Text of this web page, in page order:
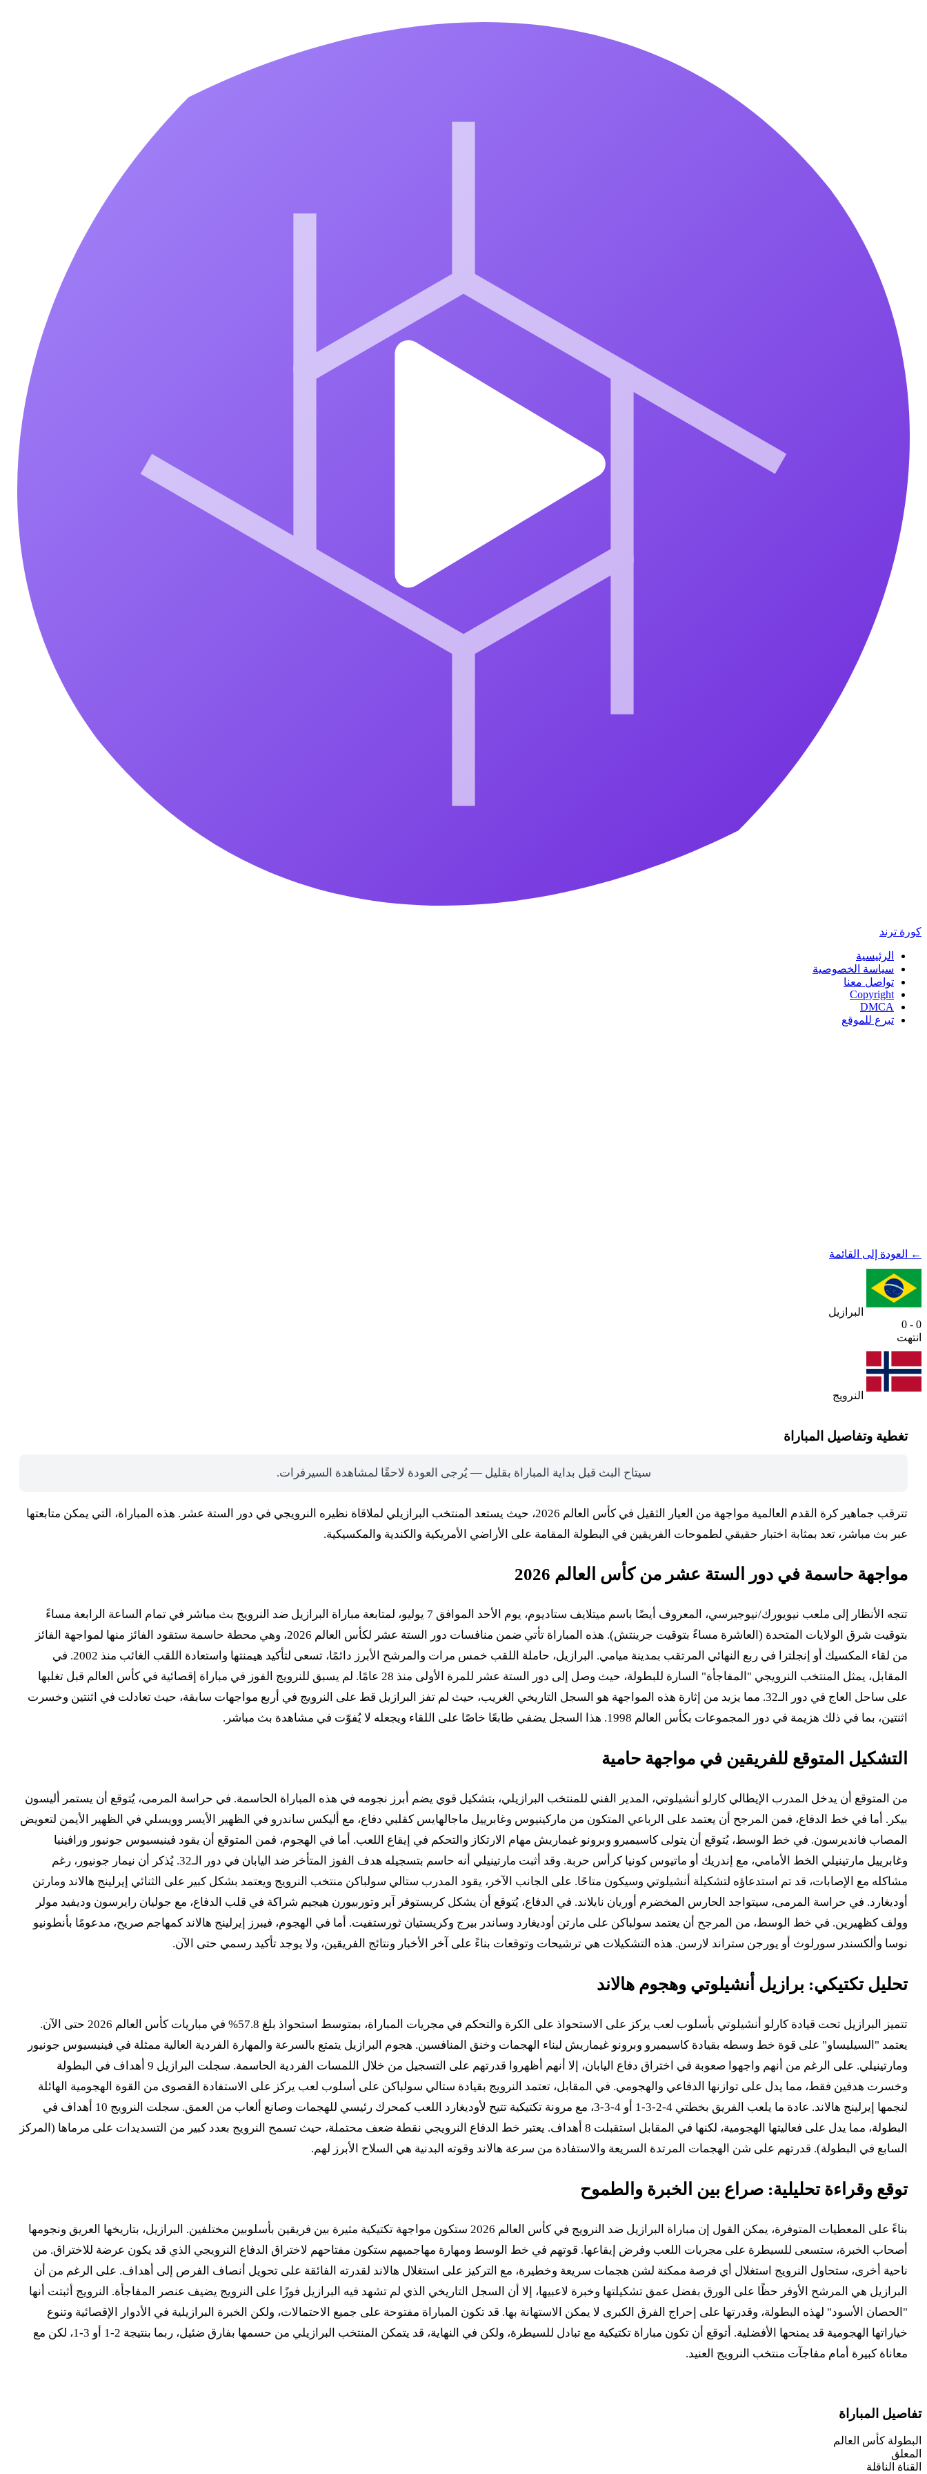
كورة ترند
الرئيسية
سياسة الخصوصية
تواصل معنا
Copyright
DMCA
تبرع للموقع
← العودة إلى القائمة
البرازيل
0 - 0
انتهت
النرويج
تغطية وتفاصيل المباراة
سيتاح البث قبل بداية المباراة بقليل — يُرجى العودة لاحقًا لمشاهدة السيرفرات.
تترقب جماهير كرة القدم العالمية مواجهة من العيار الثقيل في كأس العالم 2026، حيث يستعد المنتخب البرازيلي لملاقاة نظيره النرويجي في دور الستة عشر. هذه المباراة، التي يمكن متابعتها
عبر بث مباشر، تعد بمثابة اختبار حقيقي لطموحات الفريقين في البطولة المقامة على الأراضي الأمريكية والكندية والمكسيكية.
مواجهة حاسمة في دور الستة عشر من كأس العالم 2026
تتجه الأنظار إلى ملعب نيويورك/نيوجيرسي، المعروف أيضًا باسم ميتلايف ستاديوم، يوم الأحد الموافق 7 يوليو، لمتابعة مباراة البرازيل ضد النرويج بث مباشر في تمام الساعة الرابعة مساءً
بتوقيت شرق الولايات المتحدة (العاشرة مساءً بتوقيت جرينتش). هذه المباراة تأتي ضمن منافسات دور الستة عشر لكأس العالم 2026، وهي محطة حاسمة ستقود الفائز منها لمواجهة الفائز
من لقاء المكسيك أو إنجلترا في ربع النهائي المرتقب بمدينة ميامي. البرازيل، حاملة اللقب خمس مرات والمرشح الأبرز دائمًا، تسعى لتأكيد هيمنتها واستعادة اللقب الغائب منذ 2002. في
المقابل، يمثل المنتخب النرويجي "المفاجأة" السارة للبطولة، حيث وصل إلى دور الستة عشر للمرة الأولى منذ 28 عامًا. لم يسبق للنرويج الفوز في مباراة إقصائية في كأس العالم قبل تغلبها
على ساحل العاج في دور الـ32. مما يزيد من إثارة هذه المواجهة هو السجل التاريخي الغريب، حيث لم تفز البرازيل قط على النرويج في أربع مواجهات سابقة، حيث تعادلت في اثنتين وخسرت
اثنتين، بما في ذلك هزيمة في دور المجموعات بكأس العالم 1998. هذا السجل يضفي طابعًا خاصًا على اللقاء ويجعله لا يُفوّت في مشاهدة بث مباشر.
التشكيل المتوقع للفريقين في مواجهة حامية
من المتوقع أن يدخل المدرب الإيطالي كارلو أنشيلوتي، المدير الفني للمنتخب البرازيلي، بتشكيل قوي يضم أبرز نجومه في هذه المباراة الحاسمة. في حراسة المرمى، يُتوقع أن يستمر أليسون
بيكر. أما في خط الدفاع، فمن المرجح أن يعتمد على الرباعي المتكون من ماركينيوس وغابرييل ماجالهايس كقلبي دفاع، مع أليكس ساندرو في الظهير الأيسر وويسلي في الظهير الأيمن لتعويض
المصاب فانديرسون. في خط الوسط، يُتوقع أن يتولى كاسيميرو وبرونو غيماريش مهام الارتكاز والتحكم في إيقاع اللعب. أما في الهجوم، فمن المتوقع أن يقود فينيسيوس جونيور ورافينيا
وغابرييل مارتينيلي الخط الأمامي، مع إندريك أو ماتيوس كونيا كرأس حربة. وقد أثبت مارتينيلي أنه حاسم بتسجيله هدف الفوز المتأخر ضد اليابان في دور الـ32. يُذكر أن نيمار جونيور، رغم
مشاكله مع الإصابات، قد تم استدعاؤه لتشكيلة أنشيلوتي وسيكون متاحًا. على الجانب الآخر، يقود المدرب ستالي سولباكن منتخب النرويج ويعتمد بشكل كبير على الثنائي إيرلينج هالاند ومارتن
أوديغارد. في حراسة المرمى، سيتواجد الحارس المخضرم أوريان نايلاند. في الدفاع، يُتوقع أن يشكل كريستوفر آير وتوربيورن هيجيم شراكة في قلب الدفاع، مع جوليان رايرسون وديفيد مولر
وولف كظهيرين. في خط الوسط، من المرجح أن يعتمد سولباكن على مارتن أوديغارد وساندر بيرج وكريستيان ثورستفيت. أما في الهجوم، فيبرز إيرلينج هالاند كمهاجم صريح، مدعومًا بأنطونيو
نوسا وألكسندر سورلوث أو يورجن ستراند لارسن. هذه التشكيلات هي ترشيحات وتوقعات بناءً على آخر الأخبار ونتائج الفريقين، ولا يوجد تأكيد رسمي حتى الآن.
تحليل تكتيكي: برازيل أنشيلوتي وهجوم هالاند
تتميز البرازيل تحت قيادة كارلو أنشيلوتي بأسلوب لعب يركز على الاستحواذ على الكرة والتحكم في مجريات المباراة، بمتوسط استحواذ بلغ 57.8% في مباريات كأس العالم 2026 حتى الآن.
يعتمد "السيليساو" على قوة خط وسطه بقيادة كاسيميرو وبرونو غيماريش لبناء الهجمات وخنق المنافسين. هجوم البرازيل يتمتع بالسرعة والمهارة الفردية العالية ممثلة في فينيسيوس جونيور
ومارتينيلي. على الرغم من أنهم واجهوا صعوبة في اختراق دفاع اليابان، إلا أنهم أظهروا قدرتهم على التسجيل من خلال اللمسات الفردية الحاسمة. سجلت البرازيل 9 أهداف في البطولة
وخسرت هدفين فقط، مما يدل على توازنها الدفاعي والهجومي. في المقابل، تعتمد النرويج بقيادة ستالي سولباكن على أسلوب لعب يركز على الاستفادة القصوى من القوة الهجومية الهائلة
لنجمها إيرلينج هالاند. عادة ما يلعب الفريق بخطتي 4-2-3-1 أو 4-3-3، مع مرونة تكتيكية تتيح لأوديغارد اللعب كمحرك رئيسي للهجمات وصانع ألعاب من العمق. سجلت النرويج 10 أهداف في
البطولة، مما يدل على فعاليتها الهجومية، لكنها في المقابل استقبلت 8 أهداف. يعتبر خط الدفاع النرويجي نقطة ضعف محتملة، حيث تسمح النرويج بعدد كبير من التسديدات على مرماها (المركز
السابع في البطولة). قدرتهم على شن الهجمات المرتدة السريعة والاستفادة من سرعة هالاند وقوته البدنية هي السلاح الأبرز لهم.
توقع وقراءة تحليلية: صراع بين الخبرة والطموح
بناءً على المعطيات المتوفرة، يمكن القول إن مباراة البرازيل ضد النرويج في كأس العالم 2026 ستكون مواجهة تكتيكية مثيرة بين فريقين بأسلوبين مختلفين. البرازيل، بتاريخها العريق ونجومها
أصحاب الخبرة، ستسعى للسيطرة على مجريات اللعب وفرض إيقاعها. قوتهم في خط الوسط ومهارة مهاجميهم ستكون مفتاحهم لاختراق الدفاع النرويجي الذي قد يكون عرضة للاختراق. من
ناحية أخرى، ستحاول النرويج استغلال أي فرصة ممكنة لشن هجمات سريعة وخطيرة، مع التركيز على استغلال هالاند لقدرته الفائقة على تحويل أنصاف الفرص إلى أهداف. على الرغم من أن
البرازيل هي المرشح الأوفر حظًا على الورق بفضل عمق تشكيلتها وخبرة لاعبيها، إلا أن السجل التاريخي الذي لم تشهد فيه البرازيل فوزًا على النرويج يضيف عنصر المفاجأة. النرويج أثبتت أنها
"الحصان الأسود" لهذه البطولة، وقدرتها على إحراج الفرق الكبرى لا يمكن الاستهانة بها. قد تكون المباراة مفتوحة على جميع الاحتمالات، ولكن الخبرة البرازيلية في الأدوار الإقصائية وتنوع
خياراتها الهجومية قد يمنحها الأفضلية. أتوقع أن تكون مباراة تكتيكية مع تبادل للسيطرة، ولكن في النهاية، قد يتمكن المنتخب البرازيلي من حسمها بفارق ضئيل، ربما بنتيجة 2-1 أو 3-1، لكن مع
معاناة كبيرة أمام مفاجآت منتخب النرويج العنيد.
تفاصيل المباراة
البطولة كأس العالم
المعلق
القناة الناقلة